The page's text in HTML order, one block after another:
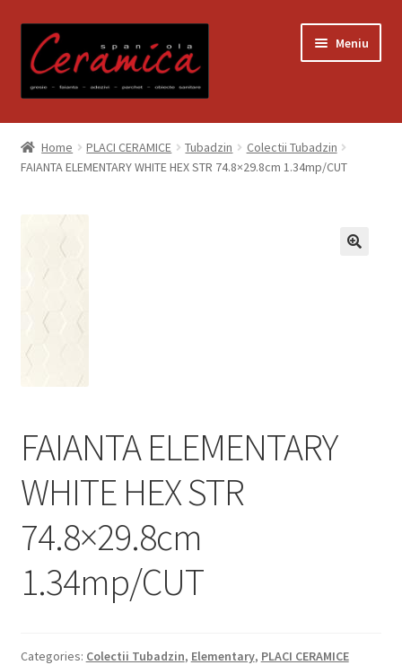
la
navigare
la
conținut
Meniu
Prima pagină
Blog
Contact
Despre noi
Plata si Livrare
Politică de confidențialitate
Politica de cookie
Termeni si conditii
Home PLACI CERAMICE Tubadzin
Colectii Tubadzin
FAIANTA ELEMENTARY WHITE HEX STR 74.8×29.8cm 1.34mp/CUT
FAIANTA ELEMENTARY
WHITE HEX STR
74.8×29.8cm
1.34mp/CUT
Categories: Colectii Tubadzin, Elementary, PLACI CERAMICE